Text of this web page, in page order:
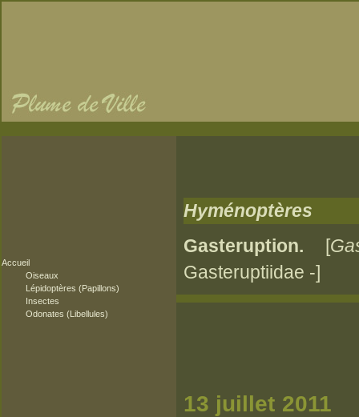
Accueil
Oiseaux
Lépidoptères (Papillons)
Insectes
Odonates (Libellules)
Hyménoptères
Gasteruption. [
Gasteruptiidae -]
13